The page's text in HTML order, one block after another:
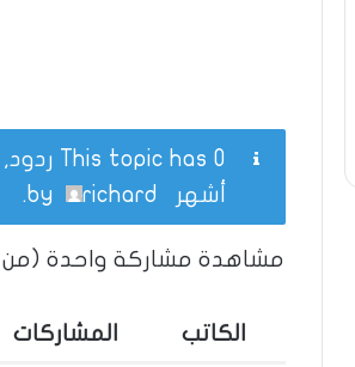
This topic has 0 ردود, مشارك واحد, and was last updated
أشهر
richard
.
مشاهدة مشاركة واحدة (من
الكاتب المشاركات